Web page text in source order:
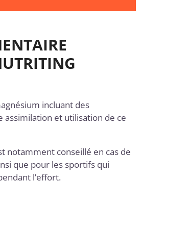
incluant des
et utilisation de ce
notamment conseillé en cas de
que pour les sportifs qui
l’effort.